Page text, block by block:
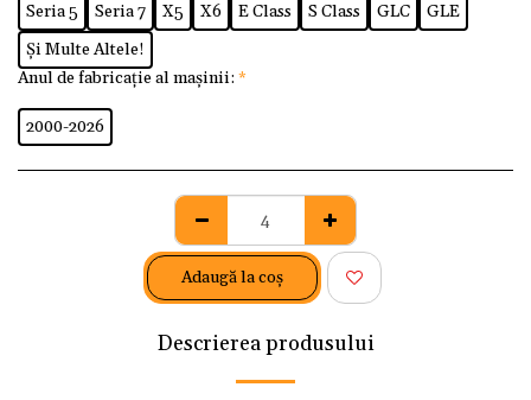
Seria 5
Seria 7 X5 X6 E Class S Class GLC
GLE
Și Multe Altele!
Anul de fabricație al mașinii: *
2000-2026
Adaugă la coş
Descrierea produsului